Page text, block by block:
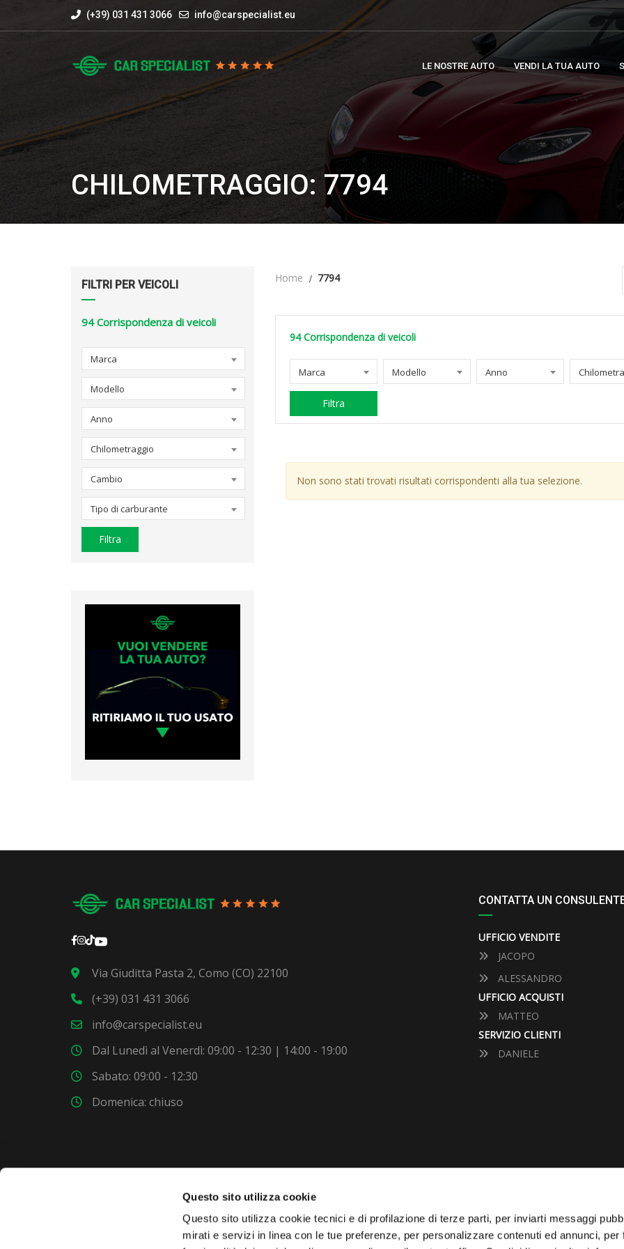
Questo sito utilizza cookie
Questo sito utilizza cookie tecnici e di profilazione di terze parti, per inviarti messaggi
mirati e servizi in linea con le tue preferenze, per personalizzare contenuti ed annunci, per
(+39) 031 431 3066 info@carspecialist.eu
LE NOSTRE AUTO VENDI LA TUA AUTO
CHILOMETRAGGIO: 7794
FILTRI PER VEICOLI
94 Corrispondenza di veicoli
Marca
Modello
Anno
Chilometraggio
Cambio
Tipo di carburante
Filtra
Home 7794
94 Corrispondenza di veicoli
Marca Modello Anno
Filtra
Non sono stati trovati risultati corrispondenti alla tua selezione.
Via Giuditta Pasta 2, Como (CO) 22100
(+39) 031 431 3066
info@carspecialist.eu
Dal Lunedì al Venerdì: 09:00 - 12:30 | 14:00 - 19:00
Sabato: 09:00 - 12:30
Domenica: chiuso
CONTATTA UN
UFFICIO VENDITE
JACOPO
ALESSANDRO
UFFICIO ACQUISTI
MATTEO
SERVIZIO CLIENTI
DANIELE
Vai Al Garage